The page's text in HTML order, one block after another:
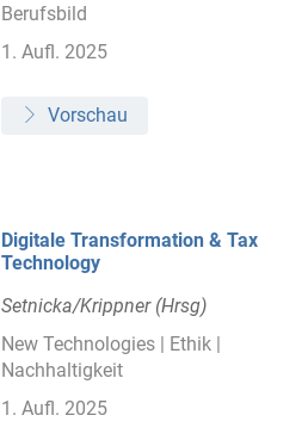
Berufsbild
1. Aufl. 2025
Vorschau
Digitale Transformation & Tax
Technology
Setnicka/Krippner (Hrsg)
New Technologies | Ethik |
Nachhaltigkeit
1. Aufl. 2025